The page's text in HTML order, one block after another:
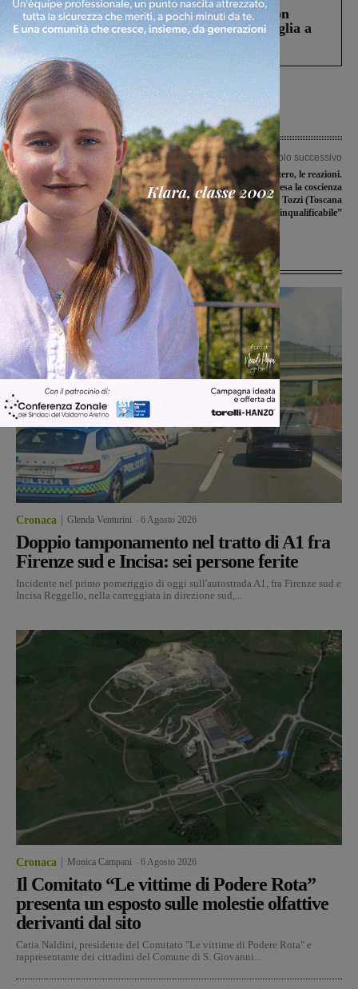
Scomparso da una struttura di Castiglion
Fiorentino l’uomo che aveva ucciso la figlia a
Levane nel 2020
Articolo precedente
Reggello, un gravissimo e vergognoso
atto al cimitero di Borgo a Cascia:
devastate le tombe
Articolo successivo
Devastazione al cimitero, le reazioni.
Benucci (PD): “Offesa la coscienza
della comunità”. Tozzi (Toscana
Domani): “Gesto inqualificabile”
Ultime Notizie
Cronaca Glenda Venturini 6 Agosto 2026
Doppio tamponamento nel tratto di A1 fra
Firenze sud e Incisa: sei persone ferite
Incidente nel primo pomeriggio di oggi sull'autostrada A1, fra Firenze sud e
Incisa Reggello, nella carreggiata in direzione sud,...
Cronaca Monica Campani 6 Agosto 2026
Il Comitato “Le vittime di Podere Rota”
presenta un esposto sulle molestie olfattive
derivanti dal sito
Catia Naldini, presidente del Comitato "Le vittime di Podere Rota" e
rappresentante dei cittadini del Comune di S. Giovanni...